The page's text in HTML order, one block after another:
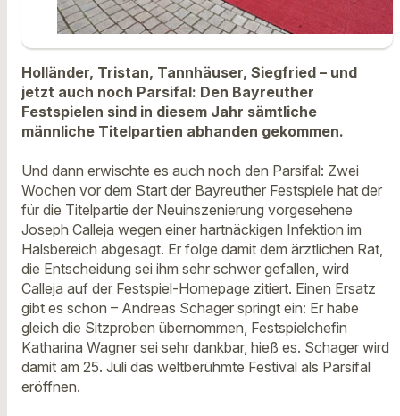
Holländer, Tristan, Tannhäuser, Siegfried – und
jetzt auch noch Parsifal: Den Bayreuther
Festspielen sind in diesem Jahr sämtliche
männliche Titelpartien abhanden gekommen.
Und dann erwischte es auch noch den Parsifal: Zwei
Wochen vor dem Start der Bayreuther Festspiele hat der
für die Titelpartie der Neuinszenierung vorgesehene
Joseph Calleja wegen einer hartnäckigen Infektion im
Halsbereich abgesagt. Er folge damit dem ärztlichen Rat,
die Entscheidung sei ihm sehr schwer gefallen, wird
Calleja auf der Festspiel-Homepage zitiert. Einen Ersatz
gibt es schon – Andreas Schager springt ein: Er habe
gleich die Sitzproben übernommen, Festspielchefin
Katharina Wagner sei sehr dankbar, hieß es. Schager wird
damit am 25. Juli das weltberühmte Festival als Parsifal
eröffnen.